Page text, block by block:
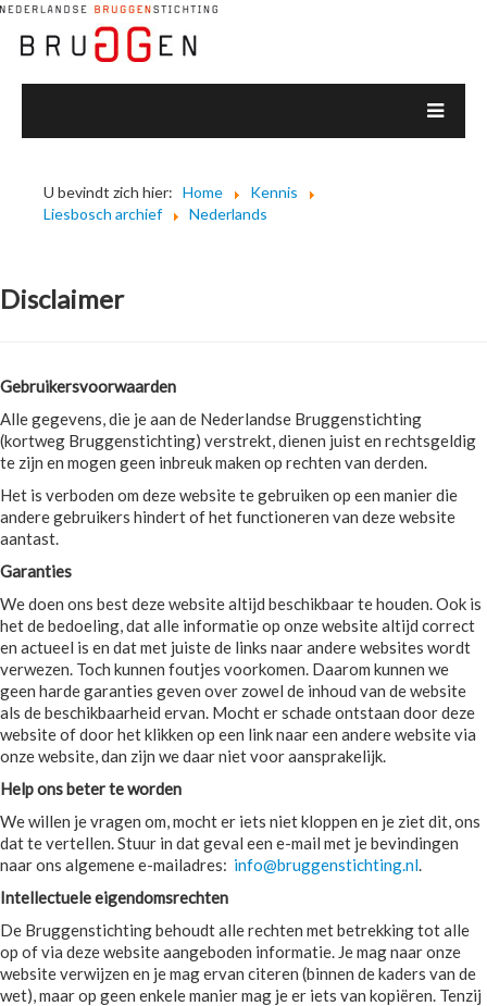
U bevindt zich hier: Home
Kennis
Liesbosch archief
Nederlands
Disclaimer
Gebruikersvoorwaarden
Alle gegevens, die je aan de Nederlandse Bruggenstichting
(kortweg Bruggenstichting) verstrekt, dienen juist en rechtsgeldig
te zijn en mogen geen inbreuk maken op rechten van derden.
Het is verboden om deze website te gebruiken op een manier die
andere gebruikers hindert of het functioneren van deze website
aantast.
Garanties
We doen ons best deze website altijd beschikbaar te houden. Ook is
het de bedoeling, dat alle informatie op onze website altijd correct
en actueel is en dat met juiste de links naar andere websites wordt
verwezen. Toch kunnen foutjes voorkomen. Daarom kunnen we
geen harde garanties geven over zowel de inhoud van de website
als de beschikbaarheid ervan. Mocht er schade ontstaan door deze
website of door het klikken op een link naar een andere website via
onze website, dan zijn we daar niet voor aansprakelijk.
Help ons beter te worden
We willen je vragen om, mocht er iets niet kloppen en je ziet dit, ons
dat te vertellen. Stuur in dat geval een e-mail met je bevindingen
naar ons algemene e-mailadres: info@bruggenstichting.nl.
Intellectuele eigendomsrechten
De Bruggenstichting behoudt alle rechten met betrekking tot alle
op of via deze website aangeboden informatie. Je mag naar onze
website verwijzen en je mag ervan citeren (binnen de kaders van de
wet), maar op geen enkele manier mag je er iets van kopiëren. Tenzij